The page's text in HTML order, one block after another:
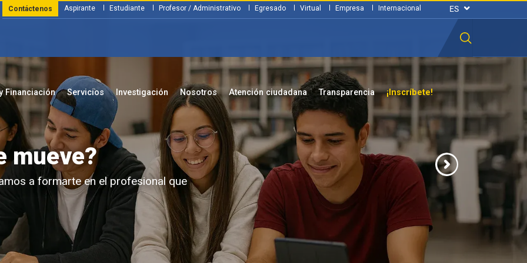
Financiación Servicios Investigación Nosotros Atención ciudadana Transparencia ¡Inscríbete!
Aspirante Estudiante Profesor / Administrativo Egresado Virtual Empresa Internacional
Contáctenos
vivo de innovación